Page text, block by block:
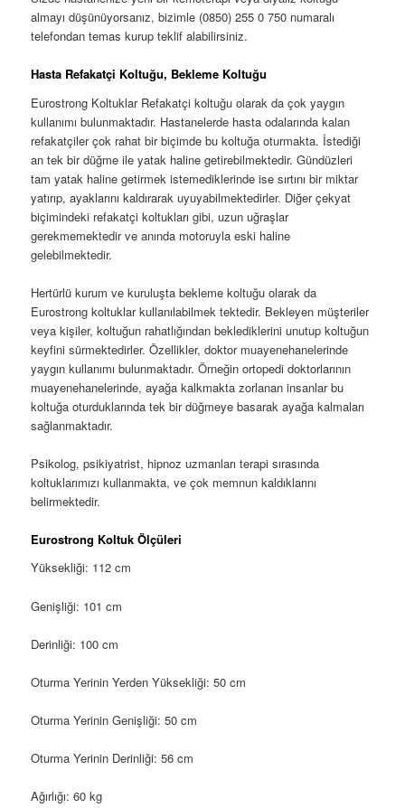
almayı düşünüyorsanız, bizimle (0850) 255 0 750 numaralı
telefondan temas kurup teklif alabilirsiniz.
Hasta Refakatçi Koltuğu, Bekleme Koltuğu
Eurostrong Koltuklar Refakatçi koltuğu olarak da çok yaygın
kullanımı bulunmaktadır. Hastanelerde hasta odalarında kalan
refakatçiler çok rahat bir biçimde bu koltuğa oturmakta. İstediği
an tek bir düğme ile yatak haline getirebilmektedir. Gündüzleri
tam yatak haline getirmek istemediklerinde ise sırtını bir miktar
yatırıp, ayaklarını kaldırarak uyuyabilmektedirler. Diğer çekyat
biçimindeki refakatçi koltukları gibi, uzun uğraşlar
gerekmemektedir ve anında motoruyla eski haline
gelebilmektedir.
Hertürlü kurum ve kuruluşta bekleme koltuğu olarak da
Eurostrong koltuklar kullanılabilmek tektedir. Bekleyen müşteriler
veya kişiler, koltuğun rahatlığından beklediklerini unutup koltuğun
keyfini sürmektedirler. Özellikler, doktor muayenehanelerinde
yaygın kullanımı bulunmaktadır. Örneğin ortopedi doktorlarının
muayenehanelerinde, ayağa kalkmakta zorlanan insanlar bu
koltuğa oturduklarında tek bir düğmeye basarak ayağa kalmaları
sağlanmaktadır.
Psikolog, psikiyatrist, hipnoz uzmanları terapi sırasında
koltuklarımızı kullanmakta, ve çok memnun kaldıklarını
belirmektedir.
Eurostrong Koltuk Ölçüleri
Yüksekliği: 112 cm
Genişliği: 101 cm
Derinliği: 100 cm
Oturma Yerinin Yerden Yüksekliği: 50 cm
Oturma Yerinin Genişliği: 50 cm
Oturma Yerinin Derinliği: 56 cm
Ağırlığı: 60 kg